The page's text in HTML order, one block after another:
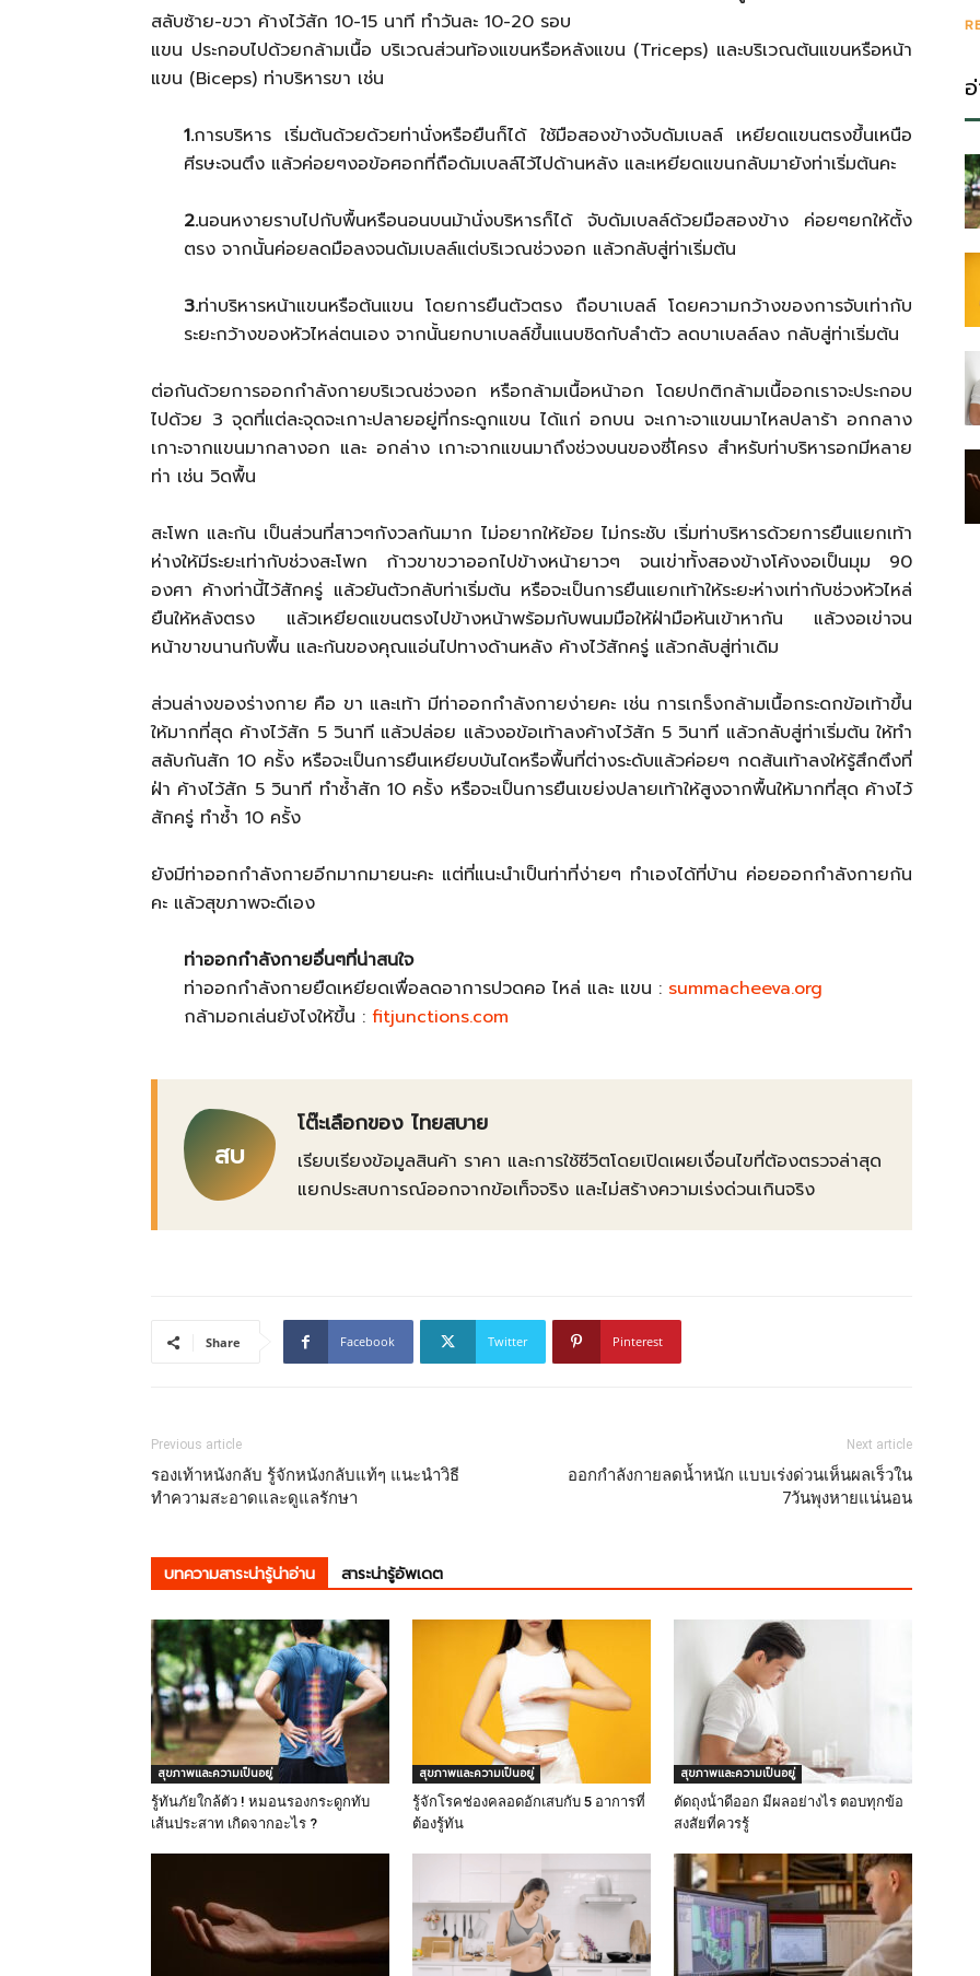
สลับซ้าย-ขวา ค้างไว้สัก 10-15 นาที ทำวันละ 10-20 รอบ
แขน ประกอบไปด้วยกล้ามเนื้อ บริเวณส่วนท้องแขนหรือหลังแขน (Triceps) และบริเวณต้นแขนหรือหน้า
แขน (Biceps) ท่าบริหารขา เช่น
1.การบริหาร เริ่มต้นด้วยด้วยท่านั่งหรือยืนก็ได้ ใช้มือสองข้างจับดัมเบลล์ เหยียดแขนตรงขึ้นเหนือ
ศีรษะจนตึง แล้วค่อยๆงอข้อศอกที่ถือดัมเบลล์ไว้ไปด้านหลัง และเหยียดแขนกลับมายังท่าเริ่มต้นคะ
2.นอนหงายราบไปกับพื้นหรือนอนบนม้านั่งบริหารก็ได้ จับดัมเบลล์ด้วยมือสองข้าง ค่อยๆยกให้ตั้ง
ตรง จากนั้นค่อยลดมือลงจนดัมเบลล์แต่บริเวณช่วงอก แล้วกลับสู่ท่าเริ่มต้น
3.ท่าบริหารหน้าแขนหรือต้นแขน โดยการยืนตัวตรง ถือบาเบลล์ โดยความกว้างของการจับเท่ากับ
ระยะกว้างของหัวไหล่ตนเอง จากนั้นยกบาเบลล์ขึ้นแนบชิดกับลำตัว ลดบาเบลล์ลง กลับสู่ท่าเริ่มต้น
ต่อกันด้วยการออกกำลังกายบริเวณช่วงอก หรือกล้ามเนื้อหน้าอก โดยปกติกล้ามเนื้ออกเราจะประกอบ
ไปด้วย 3 จุดที่แต่ละจุดจะเกาะปลายอยู่ที่กระดูกแขน ได้แก่ อกบน จะเกาะจาแขนมาไหลปลาร้า อกกลาง
เกาะจากแขนมากลางอก และ อกล่าง เกาะจากแขนมาถึงช่วงบนของซี่โครง สำหรับท่าบริหารอกมีหลาย
ท่า เช่น วิดพื้น
สะโพก และก้น เป็นส่วนที่สาวๆกังวลกันมาก ไม่อยากให้ย้อย ไม่กระชับ เริ่มท่าบริหารด้วยการยืนแยกเท้า
ห่างให้มีระยะเท่ากับช่วงสะโพก ก้าวขาขวาออกไปข้างหน้ายาวๆ จนเข่าทั้งสองข้างโค้งงอเป็นมุม 90
องศา ค้างท่านี้ไว้สักครู่ แล้วยันตัวกลับท่าเริ่มต้น หรือจะเป็นการยืนแยกเท้าให้ระยะห่างเท่ากับช่วงหัวไหล่
ยืนให้หลังตรง แล้วเหยียดแขนตรงไปข้างหน้าพร้อมกับพนมมือให้ฝ่ามือหันเข้าหากัน แล้วงอเข่าจน
หน้าขาขนานกับพื้น และก้นของคุณแอ่นไปทางด้านหลัง ค้างไว้สักครู่ แล้วกลับสู่ท่าเดิม
ส่วนล่างของร่างกาย คือ ขา และเท้า มีท่าออกกำลังกายง่ายคะ เช่น การเกร็งกล้ามเนื้อกระดกข้อเท้าขึ้น
ให้มากที่สุด ค้างไว้สัก 5 วินาที แล้วปล่อย แล้วงอข้อเท้าลงค้างไว้สัก 5 วินาที แล้วกลับสู่ท่าเริ่มต้น ให้ทำ
สลับกันสัก 10 ครั้ง หรือจะเป็นการยืนเหยียบบันไดหรือพื้นที่ต่างระดับแล้วค่อยๆ กดส้นเท้าลงให้รู้สึกตึงที่
ฝ่า ค้างไว้สัก 5 วินาที ทำซ้ำสัก 10 ครั้ง หรือจะเป็นการยืนเขย่งปลายเท้าให้สูงจากพื้นให้มากที่สุด ค้างไว้
สักครู่ ทำซ้ำ 10 ครั้ง
ยังมีท่าออกกำลังกายอีกมากมายนะคะ แต่ที่แนะนำเป็นท่าที่ง่ายๆ ทำเองได้ที่บ้าน ค่อยออกกำลังกายกัน
คะ แล้วสุขภาพจะดีเอง
ท่าออกกำลังกายอื่นๆที่น่าสนใจ
ท่าออกกำลังกายยืดเหยียดเพื่อลดอาการปวดคอ ไหล่ และ แขน : summacheeva.org
กล้ามอกเล่นยังไงให้ขึ้น : fitjunctions.com
สบ
โต๊ะเลือกของ ไทยสบาย
เรียบเรียงข้อมูลสินค้า ราคา และการใช้ชีวิตโดยเปิดเผยเงื่อนไขที่ต้องตรวจล่าสุด
แยกประสบการณ์ออกจากข้อเท็จจริง และไม่สร้างความเร่งด่วนเกินจริง
Share Facebook Twitter Pinterest
Previous article
รองเท้าหนังกลับ รู้จักหนังกลับแท้ๆ แนะนำวิธี
ทำความสะอาดและดูแลรักษา
Next article
ออกกำลังกายลดน้ำหนัก แบบเร่งด่วนเห็นผลเร็วใน
7วันพุงหายแน่นอน
บทความสาระน่ารู้น่าอ่าน สาระน่ารู้อัพเดต
สุขภาพและความเป็นอยู่
รู้ทันภัยใกล้ตัว ! หมอนรองกระดูกทับ
เส้นประสาท เกิดจากอะไร ?
สุขภาพและความเป็นอยู่
รู้จักโรคช่องคลอดอักเสบกับ 5 อาการที่
ต้องรู้ทัน
สุขภาพและความเป็นอยู่
ตัดถุงน้ําดีออก มีผลอย่างไร ตอบทุกข้อ
สงสัยที่ควรรู้